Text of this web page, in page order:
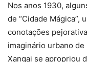
Nos anos 1930,
de “Cidade Mágica”,
conotações
imaginário urbano
Xangai se apropriou